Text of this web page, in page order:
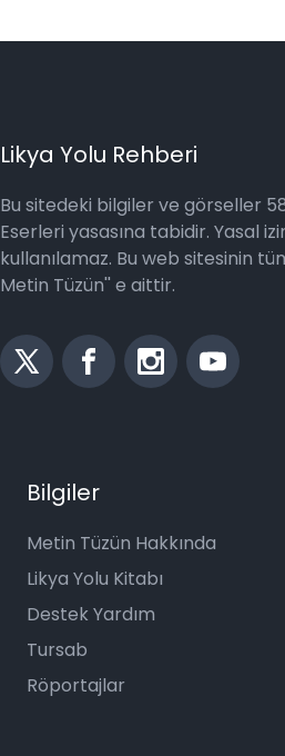
Likya Yolu Rehberi
Bu sitedeki bilgiler ve görseller
Eserleri yasasına tabidir. Yasal
kullanılamaz. Bu web sitesinin
Metin Tüzün'' e aittir.
Bilgiler
Metin Tüzün Hakkında
Likya Yolu Kitabı
Destek Yardım
Tursab
Röportajlar